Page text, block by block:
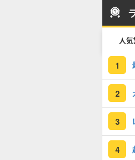
人
1
2
3
4